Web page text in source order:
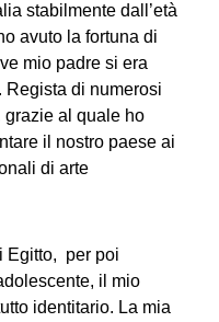
stabilmente dall’età
avuto la fortuna di
mio padre si era
Regista di numerosi
grazie al quale ho
il nostro paese ai
di arte
Egitto, per poi
il mio
identitario. La mia